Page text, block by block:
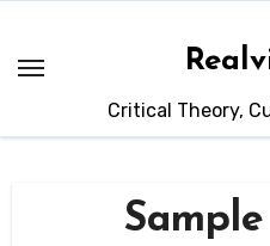
springen
Critical Theory,